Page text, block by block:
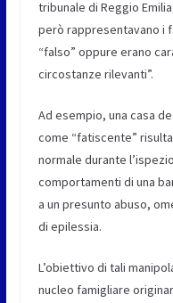
tribunale di Reggio
però rappresentavano i
“falso” oppure erano
circostanze rilevanti”.
Ad esempio, una casa
come “fatiscente”
normale durante
comportamenti di una
a un presunto abuso,
di epilessia.
L’obiettivo di tali
nucleo famigliare